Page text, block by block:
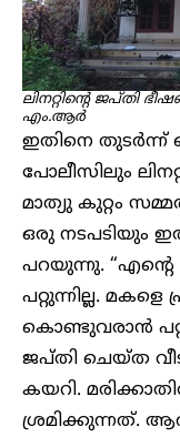
ലിനറ്റിന്റെ ജപ്തി
എം.ആ​ർ
ഇതിനെ തുടർന്ന്
പോലീസിലും
മാത്യു കുറ്റം
ഒരു നടപടിയും
പറയുന്നു.
പറ്റുന്നില്ല.
കൊണ്ടുവരാൻ
ജപ്തി ചെയ്ത
കയറി.
ശ്രമിക്കുന്നത്.